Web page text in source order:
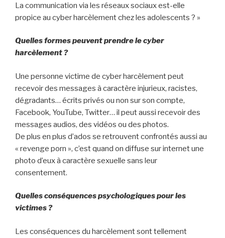
La communication via les réseaux sociaux est-elle
propice au cyber harcèlement chez les adolescents ? »
Quelles formes peuvent prendre le cyber
harcèlement ?
Une personne victime de cyber harcèlement peut
recevoir des messages à caractère injurieux, racistes,
dégradants… écrits privés ou non sur son compte,
Facebook, YouTube, Twitter… il peut aussi recevoir des
messages audios, des vidéos ou des photos.
De plus en plus d’ados se retrouvent confrontés aussi au
« revenge porn », c’est quand on diffuse sur internet une
photo d’eux à caractère sexuelle sans leur
consentement.
Quelles conséquences psychologiques pour les
victimes ?
Les conséquences du harcèlement sont tellement